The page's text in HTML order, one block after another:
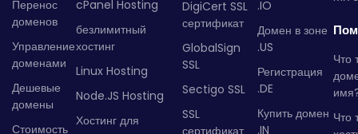
Перенос
доменов
Управление
доменами
Дешевые
домены
Стоимость
cPanel Hosting
безлимитный
хостинг
Linux Hosting
Node.JS Hosting
Хостинг для
DigiCert SSL
сертификат
GlobalSign
SSL
Sectigo SSL
SSL
.IO
Домен в зоне
.US
Регистрация
.DE
Купить домен
.IN
Что
Что